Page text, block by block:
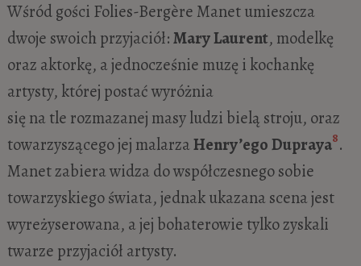
Wśród gości Folies-Bergère Manet umieszcza
dwoje swoich przyjaciół:Mary Laurent, modelkę
oraz aktorkę, a jednocześnie muzę i kochankę
artysty, której postać wyróżnia
się na tle rozmazanej masy ludzi bielą stroju, oraz
towarzyszącego jej malarzaHenry’ego Dupraya8.
Manet zabiera widza do współczesnego sobie
towarzyskiego świata, jednak ukazana scena jest
wyreżyserowana, a jej bohaterowie tylko zyskali
twarze przyjaciół artysty.